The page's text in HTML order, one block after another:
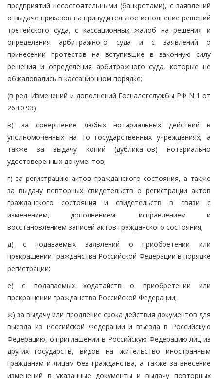
предприятий несостоятельными (банкротами), с заявлений
о выдаче приказов на принудительное исполнение решений
третейского суда, с кассационных жалоб на решения и
определения арбитражного суда и с заявлений о
принесении протестов на вступившие в законную силу
решения и определения арбитражного суда, которые не
обжаловались в кассационном порядке;
(в ред. Изменений и дополнений Госналогслужбы РФ N 1 от
26.10.93)
в) за совершение любых нотариальных действий в
уполномоченных на то государственных учреждениях, а
также за выдачу копий (дубликатов) нотариально
удостоверенных документов;
г) за регистрацию актов гражданского состояния, а также
за выдачу повторных свидетельств о регистрации актов
гражданского состояния и свидетельств в связи с
изменением, дополнением, исправлением и
восстановлением записей актов гражданского состояния;
д) с подаваемых заявлений о приобретении или
прекращении гражданства Российской Федерации в порядке
регистрации;
е) с подаваемых ходатайств о приобретении или
прекращении гражданства Российской Федерации;
ж) за выдачу или продление срока действия документов для
выезда из Российской Федерации и въезда в Российскую
Федерацию, о приглашении в Российскую Федерацию лиц из
других государств, видов на жительство иностранным
гражданам и лицам без гражданства, а также за внесение
изменений в указанные документы и выдачу повторных